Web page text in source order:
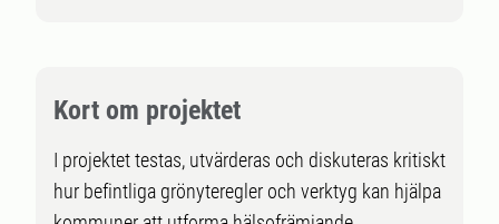
Kort om projektet
I projektet testas, utvärderas och diskuteras kritiskt
hur befintliga grönyteregler och verktyg kan hjälpa